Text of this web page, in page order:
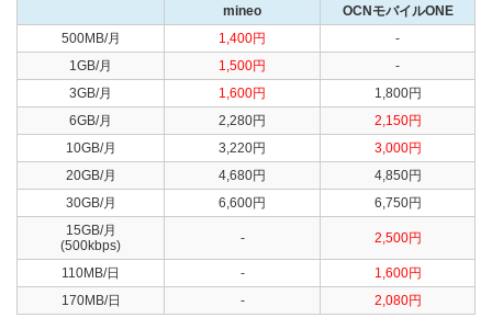
mineo
OCNモバイルONE
500MB/月
1,400円
-
1GB/月
1,500円
-
3GB/月
1,600円
1,800円
6GB/月
2,280円
2,150円
10GB/月
3,220円
3,000円
20GB/月
4,680円
4,850円
30GB/月
6,600円
6,750円
15GB/月
(500kbps)
- 2,500円
110MB/日 -
1,600円
170MB/日
- 2,080円